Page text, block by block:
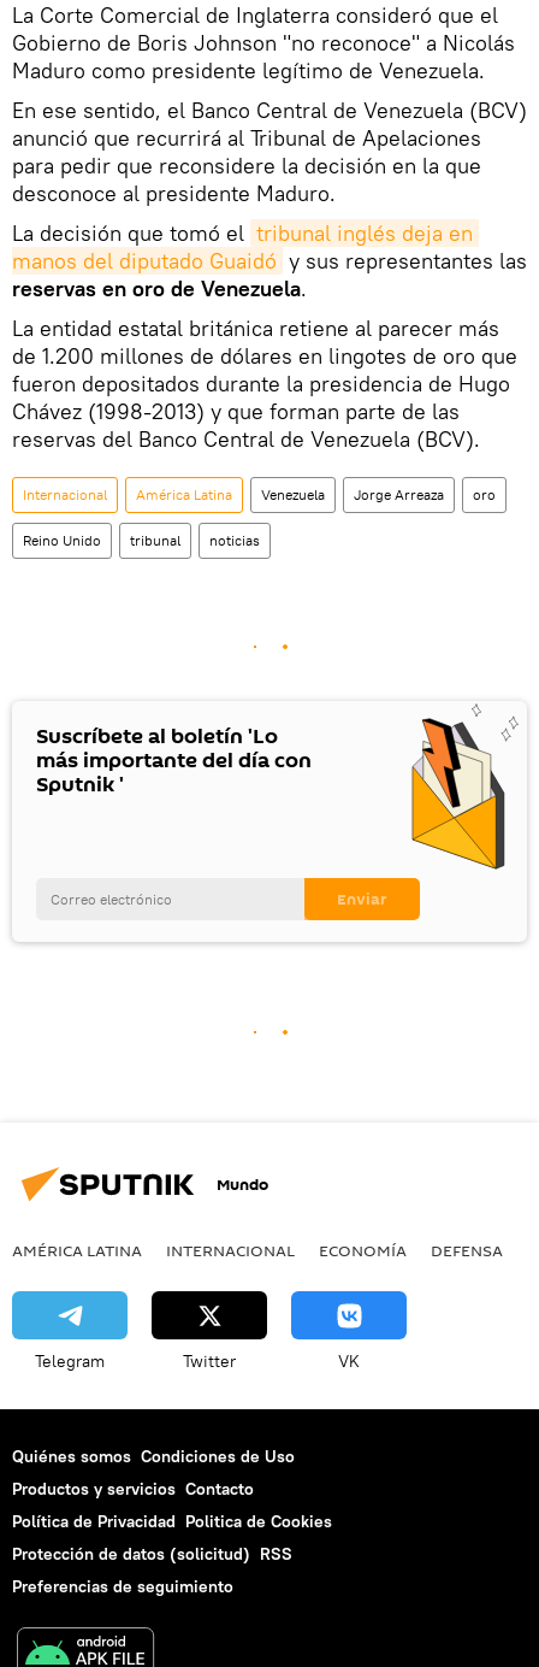
La Corte Comercial de Inglaterra consideró que el
Gobierno de Boris Johnson "no reconoce" a Nicolás
Maduro como presidente legítimo de Venezuela.
En ese sentido, el Banco Central de Venezuela (BCV)
anunció que recurrirá al Tribunal de Apelaciones
para pedir que reconsidere la decisión en la que
desconoce al presidente Maduro.
La decisión que tomó el tribunal inglés deja en
manos del diputado Guaidó y sus representantes las
reservas en oro de Venezuela.
La entidad estatal británica retiene al parecer más
de 1.200 millones de dólares en lingotes de oro que
fueron depositados durante la presidencia de Hugo
Chávez (1998-2013) y que forman parte de las
reservas del Banco Central de Venezuela (BCV).
Internacional América Latina Venezuela Jorge Arreaza oro
Reino Unido tribunal noticias
Suscríbete al boletín 'Lo
más importante del día con
Sputnik '
Mundo
AMÉRICA LATINA INTERNACIONAL ECONOMÍA DEFENSA
Telegram Twitter VK
Quiénes somos Condiciones de Uso
Productos y servicios Contacto
Política de Privacidad Politica de Cookies
Protección de datos (solicitud) RSS
Preferencias de seguimiento